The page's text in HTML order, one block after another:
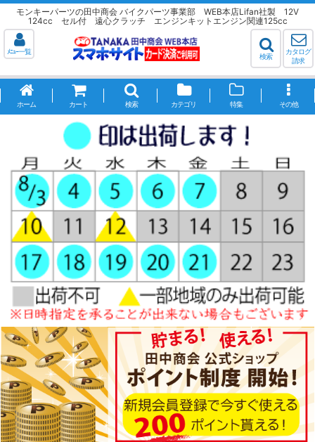
モンキーパーツの田中商会 バイクパーツ事業部 WEB本店Lifan社製 12V
124cc セル付 遠心クラッチ エンジンキットエンジン関連125cc
ﾒﾆｭｰ一覧
検索
カタログ
請求
ホーム カート 検索 カテゴリ 特集 その他